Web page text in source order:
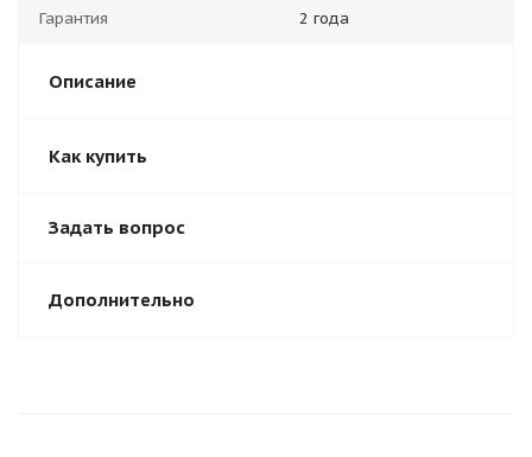
Гарантия 2 года
Описание
Как купить
Задать вопрос
Дополнительно